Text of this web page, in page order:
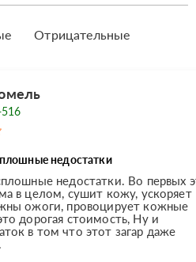
Отрицательные
недостатки
недостатки. Во первых
в целом, сушит кожу, ускоряет
ожоги, провоцирует кожные
дорогая стоимость, Ну и
в том что этот загар даже